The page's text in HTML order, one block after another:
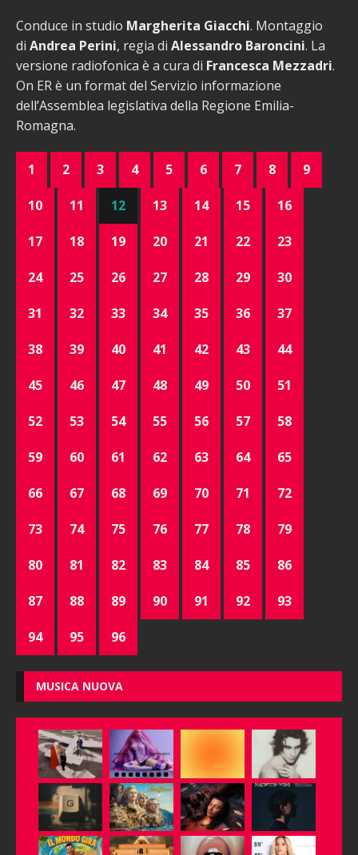
Conduce in studio Margherita Giacchi. Montaggio
di Andrea Perini, regia di Alessandro Baroncini. La
versione radiofonica è a cura di Francesca Mezzadri.
On ER è un format del Servizio informazione
dell’Assemblea legislativa della Regione Emilia-
Romagna.
1 2 3 4 5 6 7 8 9
10 11 12 13 14 15 16
17 18 19 20 21 22 23
24 25 26 27 28 29 30
31 32 33 34 35 36 37
38 39 40 41 42 43 44
45 46 47 48 49 50 51
52 53 54 55 56 57 58
59 60 61 62 63 64 65
66 67 68 69 70 71 72
73 74 75 76 77 78 79
80 81 82 83 84 85 86
87 88 89 90 91 92 93
94 95 96
MUSICA NUOVA